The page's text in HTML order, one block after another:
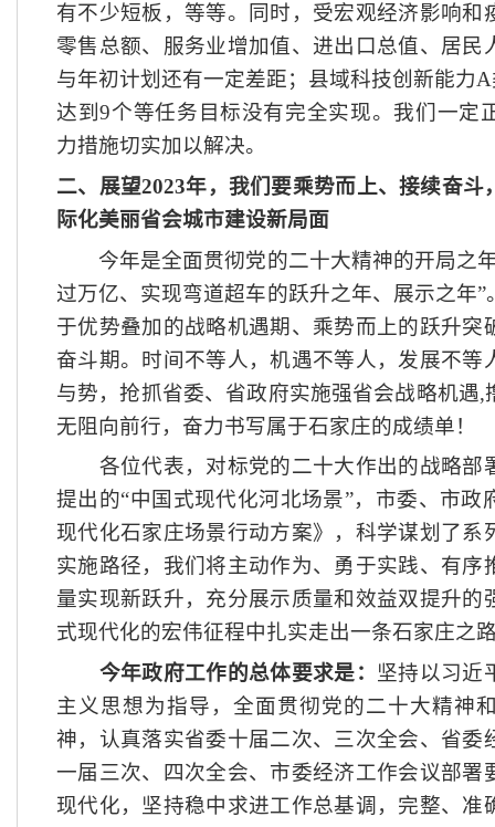
有不少短板，等等。同时，受宏观经济影响和
零售总额、服务业增加值、进出口总值、居民
与年初计划还有一定差距；县域科技创新能力A
达到9个等任务目标没有完全实现。我们一定
力措施切实加以解决。
二、展望2023年，我们要乘势而上、接续奋斗
际化美丽省会城市建设新局面
今年是全面贯彻党的二十大精神的开局之
过万亿、实现弯道超车的跃升之年、展示之年
于优势叠加的战略机遇期、乘势而上的跃升突
奋斗期。时间不等人，机遇不等人，发展不等
与势，抢抓省委、省政府实施强省会战略机遇,
无阻向前行，奋力书写属于石家庄的成绩单！
各位代表，对标党的二十大作出的战略部
提出的“中国式现代化河北场景”，市委、市政
现代化石家庄场景行动方案》，科学谋划了系
实施路径，我们将主动作为、勇于实践、有序
量实现新跃升，充分展示质量和效益双提升的
式现代化的宏伟征程中扎实走出一条石家庄之
今年政府工作的总体要求是： 坚持以习近
主义思想为指导，全面贯彻党的二十大精神
神，认真落实省委十届二次、三次全会、省委
一届三次、四次全会、市委经济工作会议部署
现代化，坚持稳中求进工作总基调，完整、准